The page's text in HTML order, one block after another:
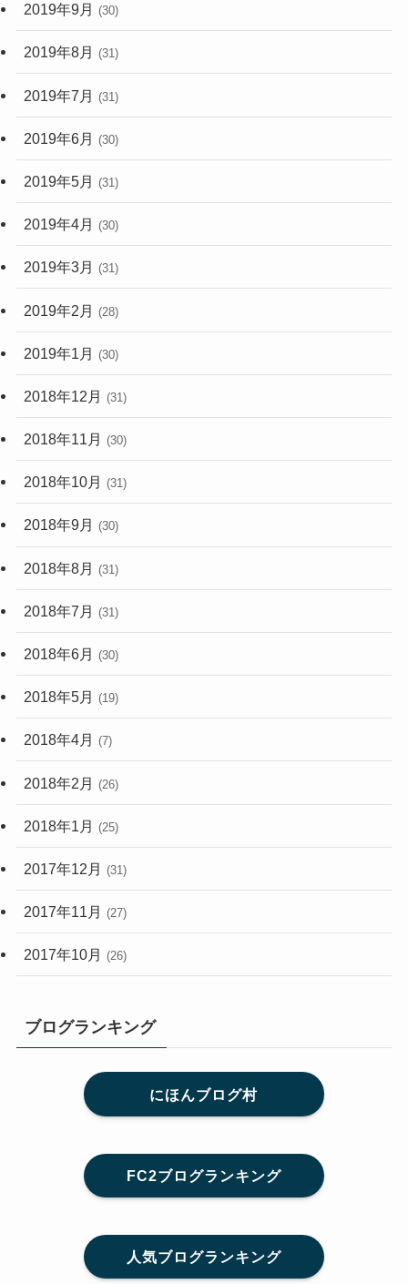
2019年9月 (30)
2019年8月 (31)
2019年7月 (31)
2019年6月 (30)
2019年5月 (31)
2019年4月 (30)
2019年3月 (31)
2019年2月 (28)
2019年1月 (30)
2018年12月 (31)
2018年11月 (30)
2018年10月 (31)
2018年9月 (30)
2018年8月 (31)
2018年7月 (31)
2018年6月 (30)
2018年5月 (19)
2018年4月 (7)
2018年2月 (26)
2018年1月 (25)
2017年12月 (31)
2017年11月 (27)
2017年10月 (26)
ブログランキング
にほんブログ村
FC2ブログランキング
人気ブログランキング